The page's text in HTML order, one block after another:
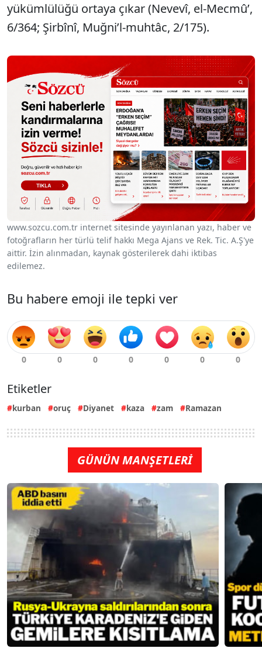
yükümlülüğü ortaya çıkar (Nevevî, el-Mecmû’,
6/364; Şirbînî, Muğni’l-muhtâc, 2/175).
www.sozcu.com.tr internet sitesinde yayınlanan yazı, haber ve
fotoğrafların her türlü telif hakkı Mega Ajans ve Rek. Tic. A.Ş'ye
aittir. İzin alınmadan, kaynak gösterilerek dahi iktibas
edilemez.
Bu habere emoji ile tepki ver
Etiketler
kurban oruç Diyanet kaza zam Ramazan
GÜNÜN MANŞETLERİ